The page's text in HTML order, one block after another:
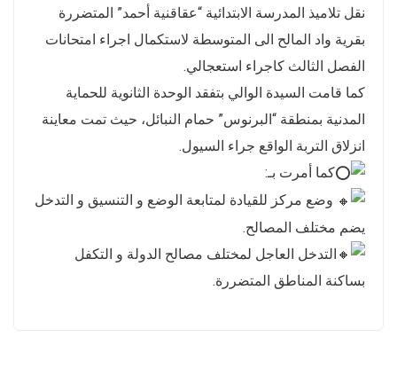
نقل تلاميذ المدرسة الابتدائية “عقاقنية أحمد” المتضررة
بقرية واد المالح الى المتوسطة لاستكمال اجراء امتحانات
الفصل الثالث كاجراء استعجالي.
كما قامت السيدة الوالي بتفقد الوحدة الثانوية للحماية
المدنية بمنطقة “البرنوس” حمام النبائل، حيث تمت معاينة
انزلاق التربة الواقع جراء السيول.
كما أمرت بـ:
وضع مركز للقيادة لمتابعة الوضع و التنسيق و التدخل
يضم مختلف المصالح.
التدخل العاجل لمختلف مصالح الدولة و التكفل
بساكنة المناطق المتضررة.